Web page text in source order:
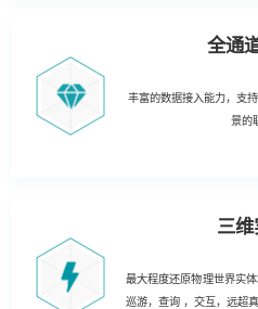
全通
丰富的数据接入能力，支
景的
三
最大程度还原物理世界实
巡游，查询 ，交互，远超